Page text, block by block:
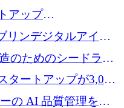
スタートアップが
を調達
アップ
資金で1,500万ユーロ
リンデジタルアイデ
るために350万ユー
のためのシードラウ
得タートアップが3,000
りにし、涙を流すハ
の AI 品質管理を拡